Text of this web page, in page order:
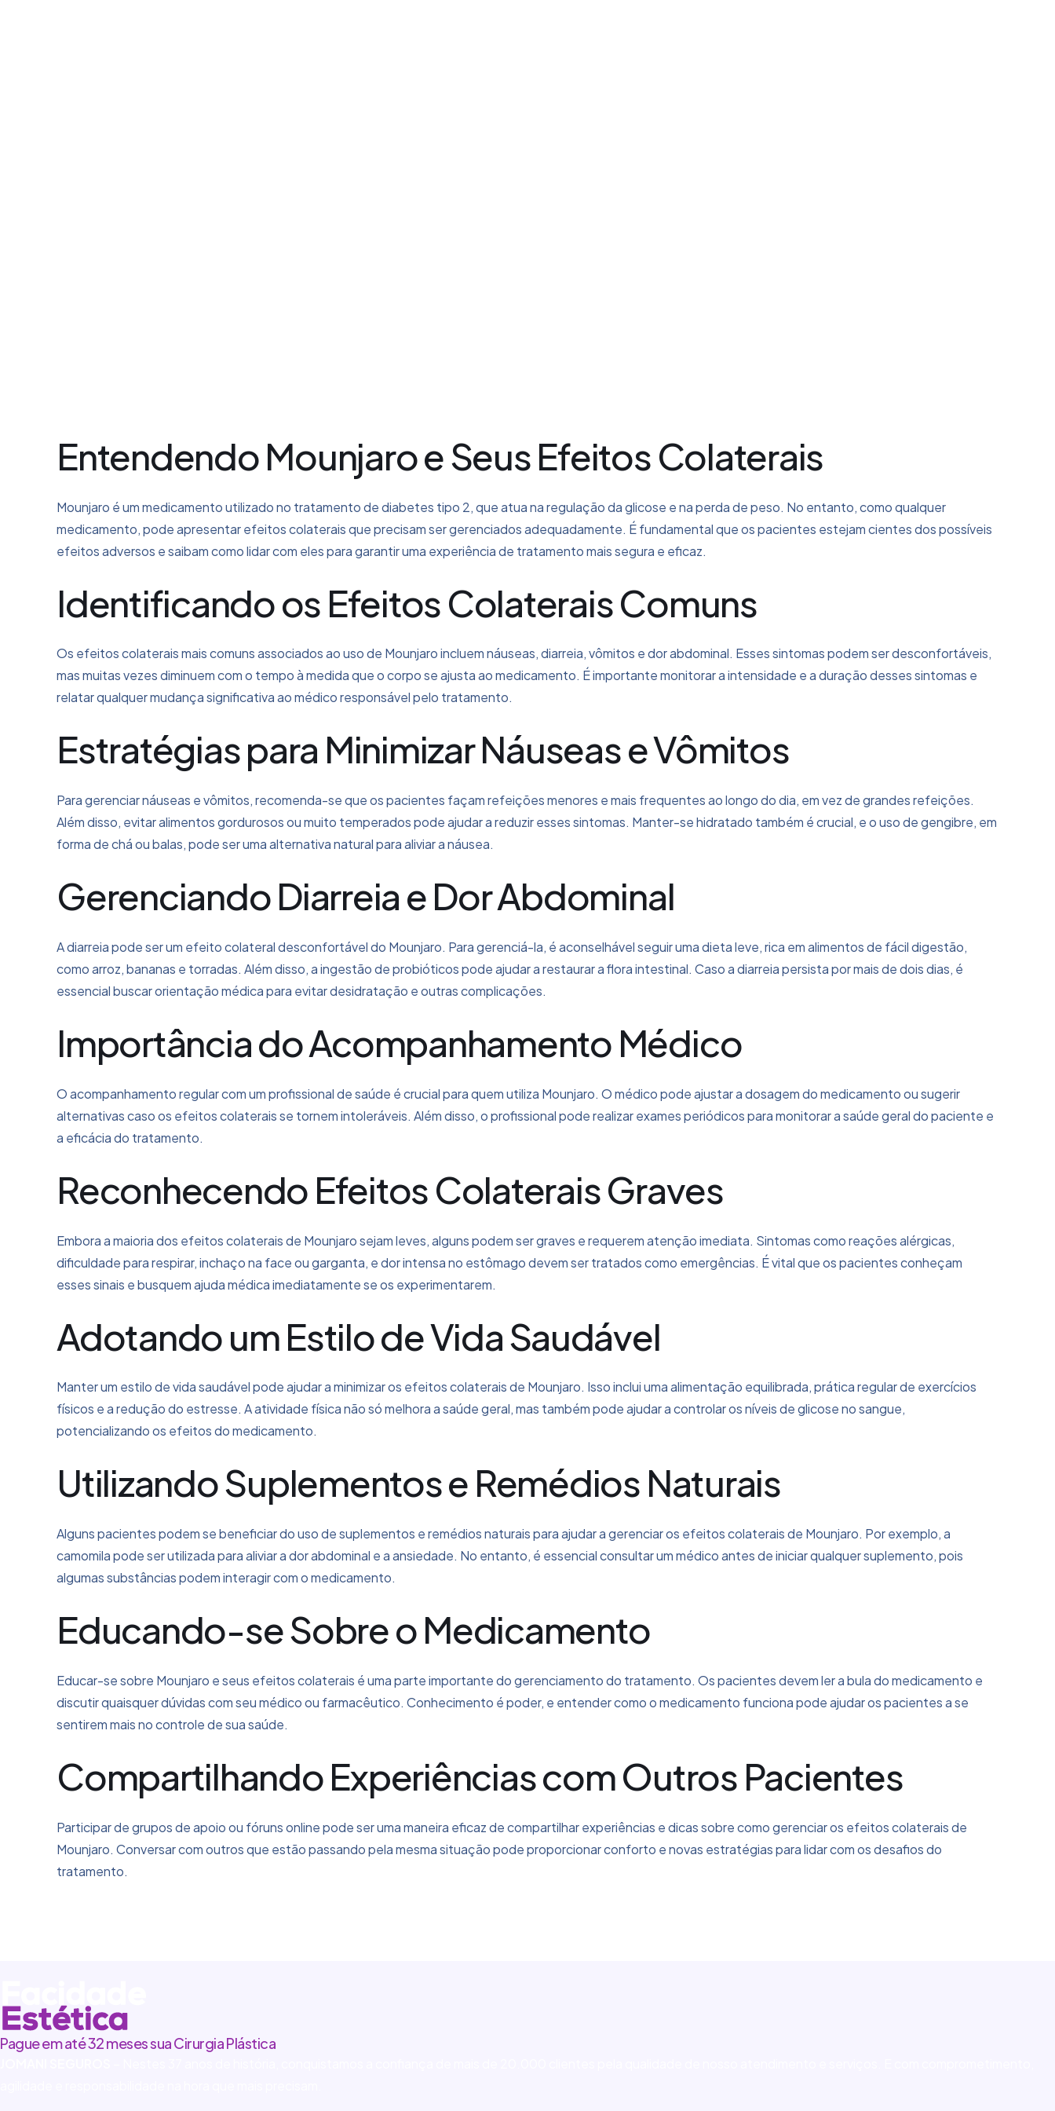
Entendendo Mounjaro e Seus Efeitos Colaterais
Mounjaro é um medicamento utilizado no tratamento de diabetes tipo 2, que atua na regulação da glicose e na perda de peso. No entanto, como qualquer
medicamento, pode apresentar efeitos colaterais que precisam ser gerenciados adequadamente. É fundamental que os pacientes estejam cientes dos possíveis
efeitos adversos e saibam como lidar com eles para garantir uma experiência de tratamento mais segura e eficaz.
Identificando os Efeitos Colaterais Comuns
Os efeitos colaterais mais comuns associados ao uso de Mounjaro incluem náuseas, diarreia, vômitos e dor abdominal. Esses sintomas podem ser desconfortáveis,
mas muitas vezes diminuem com o tempo à medida que o corpo se ajusta ao medicamento. É importante monitorar a intensidade e a duração desses sintomas e
relatar qualquer mudança significativa ao médico responsável pelo tratamento.
Estratégias para Minimizar Náuseas e Vômitos
Para gerenciar náuseas e vômitos, recomenda-se que os pacientes façam refeições menores e mais frequentes ao longo do dia, em vez de grandes refeições.
Além disso, evitar alimentos gordurosos ou muito temperados pode ajudar a reduzir esses sintomas. Manter-se hidratado também é crucial, e o uso de gengibre, em
forma de chá ou balas, pode ser uma alternativa natural para aliviar a náusea.
Gerenciando Diarreia e Dor Abdominal
A diarreia pode ser um efeito colateral desconfortável do Mounjaro. Para gerenciá-la, é aconselhável seguir uma dieta leve, rica em alimentos de fácil digestão,
como arroz, bananas e torradas. Além disso, a ingestão de probióticos pode ajudar a restaurar a flora intestinal. Caso a diarreia persista por mais de dois dias, é
essencial buscar orientação médica para evitar desidratação e outras complicações.
Importância do Acompanhamento Médico
O acompanhamento regular com um profissional de saúde é crucial para quem utiliza Mounjaro. O médico pode ajustar a dosagem do medicamento ou sugerir
alternativas caso os efeitos colaterais se tornem intoleráveis. Além disso, o profissional pode realizar exames periódicos para monitorar a saúde geral do paciente e
a eficácia do tratamento.
Reconhecendo Efeitos Colaterais Graves
Embora a maioria dos efeitos colaterais de Mounjaro sejam leves, alguns podem ser graves e requerem atenção imediata. Sintomas como reações alérgicas,
dificuldade para respirar, inchaço na face ou garganta, e dor intensa no estômago devem ser tratados como emergências. É vital que os pacientes conheçam
esses sinais e busquem ajuda médica imediatamente se os experimentarem.
Adotando um Estilo de Vida Saudável
Manter um estilo de vida saudável pode ajudar a minimizar os efeitos colaterais de Mounjaro. Isso inclui uma alimentação equilibrada, prática regular de exercícios
físicos e a redução do estresse. A atividade física não só melhora a saúde geral, mas também pode ajudar a controlar os níveis de glicose no sangue,
potencializando os efeitos do medicamento.
Utilizando Suplementos e Remédios Naturais
Alguns pacientes podem se beneficiar do uso de suplementos e remédios naturais para ajudar a gerenciar os efeitos colaterais de Mounjaro. Por exemplo, a
camomila pode ser utilizada para aliviar a dor abdominal e a ansiedade. No entanto, é essencial consultar um médico antes de iniciar qualquer suplemento, pois
algumas substâncias podem interagir com o medicamento.
Educando-se Sobre o Medicamento
Educar-se sobre Mounjaro e seus efeitos colaterais é uma parte importante do gerenciamento do tratamento. Os pacientes devem ler a bula do medicamento e
discutir quaisquer dúvidas com seu médico ou farmacêutico. Conhecimento é poder, e entender como o medicamento funciona pode ajudar os pacientes a se
sentirem mais no controle de sua saúde.
Compartilhando Experiências com Outros Pacientes
Participar de grupos de apoio ou fóruns online pode ser uma maneira eficaz de compartilhar experiências e dicas sobre como gerenciar os efeitos colaterais de
Mounjaro. Conversar com outros que estão passando pela mesma situação pode proporcionar conforto e novas estratégias para lidar com os desafios do
tratamento.
Pague em até 32 meses sua Cirurgia Plástica